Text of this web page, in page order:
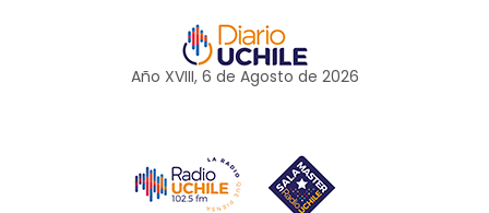
Año XVIII, 6 de Agosto de 2026